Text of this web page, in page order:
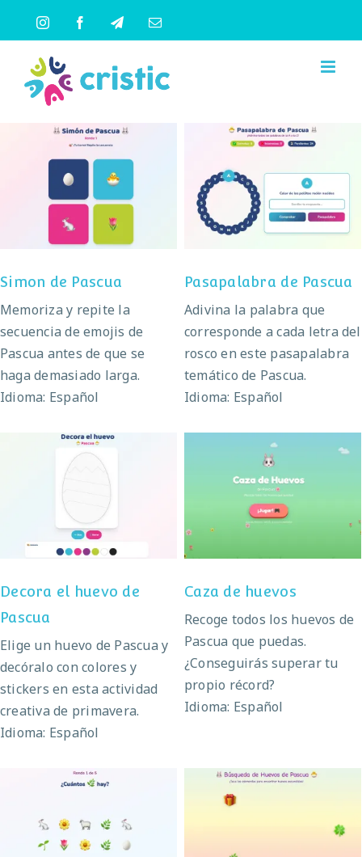
contenido
InstagramFacebookTelegramCorreo
Simon de Pascua
Simon de Pascua
Memoriza y repite la
secuencia de emojis de
Pascua antes de que se
haga demasiado larga.
Idioma: Español
Pasapalabra de
Pascua
Pasapalabra de Pascua
Adivina la palabra que
corresponde a cada letra del
rosco en este pasapalabra
temático de Pascua.
Idioma: Español
Decora el huevo de
Pascua
Decora el huevo de
Pascua
Elige un huevo de Pascua y
decóralo con colores y
stickers en esta actividad
creativa de primavera.
Idioma: Español
Caza de huevos
Caza de huevos
Recoge todos los huevos de
Pascua que puedas.
¿Conseguirás superar tu
propio récord?
Idioma: Español
¿Cuántos elementos
hay?
Búsqueda de huevos